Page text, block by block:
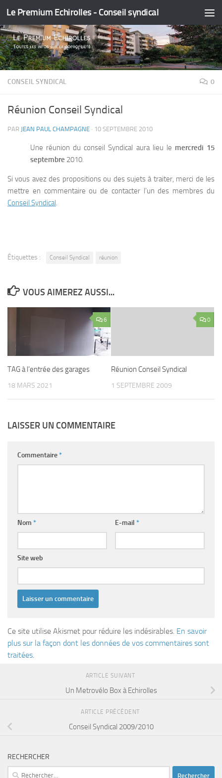
Skip to content
Le Premium Echirolles - Conseil syndical
CONSEIL SYNDICAL 0
Réunion Conseil Syndical
PAR JEAN PAUL CHAMPAGNE · 10 SEPTEMBRE 2010
Une réunion du conseil Syndical aura lieu le mercredi 15
septembre 2010.
Si vous avez des propositions ou des sujets à traiter, merci de les
mettre en commentaire ou de contacter l’un des membres du
Conseil Syndical.
Étiquettes : Conseil Syndical réunion
VOUS AIMEREZ AUSSI...
6
TAG à l’entrée des garages
18 MARS 2021
0
Réunion Conseil Syndical
1 SEPTEMBRE 2009
LAISSER UN COMMENTAIRE
Commentaire*
Nom * E-mail *
Site web
Ce site utilise Akismet pour réduire les indésirables. En savoir
plus sur la façon dont les données de vos commentaires sont
traitées.
ARTICLE SUIVANT
Un Metrovélo Box à Echirolles
ARTICLE PRÉCÉDENT
Conseil Syndical 2009/2010
RECHERCHER
Rechercher :